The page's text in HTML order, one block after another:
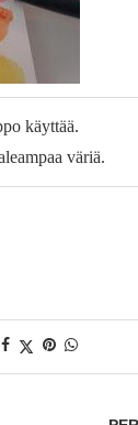
käyttää.
väriä.